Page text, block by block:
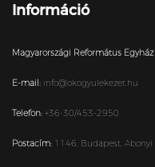
Információ
Magyarországi Református
E-mail: info@okogyulekezet.hu
Telefon: +36-30/453-2950
Postacím: 1146, Budapest, Abonyi